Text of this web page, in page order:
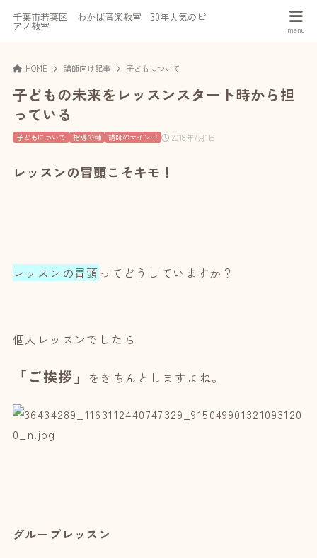
千葉市若葉区 わかば音楽教室 30年人気のピ
アノ教室
HOME 講師向け記事 子どもについて
子どもの未来をレッスンスタート時から担
っている
2018年7月1日
子どもについて 指導の軸 講師のマインド
レッスンの冒頭こそキモ！
レッスンの冒頭 ってどうしていますか？
個人レッスンでしたら
「ご挨拶」 をきちんと しますよね。
グループレッスン